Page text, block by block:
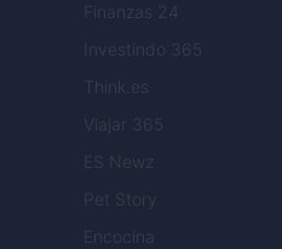
Finanzas 24
Investindo 365
Think.es
Viajar 365
ES Newz
Pet Story
Encocina